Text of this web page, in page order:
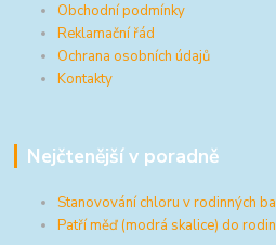
Obchodní podmínky
Reklamační řád
Ochrana osobních údajů
Kontakty
Nejčtenější v poradně
Stanovování chloru v rodinných
Patří měď (modrá skalice) do